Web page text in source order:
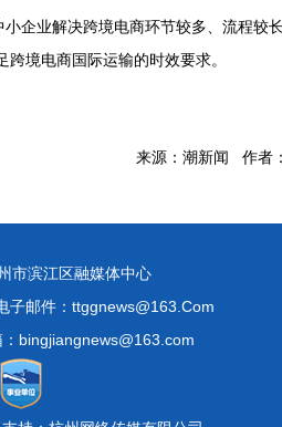
企业解决跨境电商环节较多、流程较
境电商国际运输的时效要求。
来源：潮新闻 作者
市滨江区融媒体中心
子邮件：ttggnews@163.Com
bingjiangnews@163.com